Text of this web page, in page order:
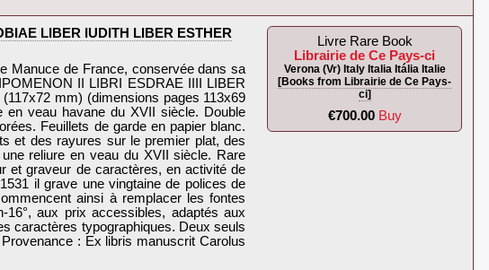
LIBER IUDITH LIBER ESTHER
Manuce de France, conservée dans sa
II LIBRI ESDRAE IIII LIBER
mm) (dimensions pages 113x69
veau havane du XVII siècle. Double
Feuillets de garde en papier blanc.
et des rayures sur le premier plat, des
reliure en veau du XVII siècle. Rare
et graveur de caractères, en activité de
il grave une vingtaine de polices de
ainsi à remplacer les fontes
aux prix accessibles, adaptés aux
caractères typographiques. Deux seuls
: Ex libris manuscrit Carolus
Livre Rare Book
Librairie de Ce Pays-ci
Verona (Vr) Italy Italia Itália Italie
[Books from Librairie de Ce Pays-
ci]
€700.00 Buy